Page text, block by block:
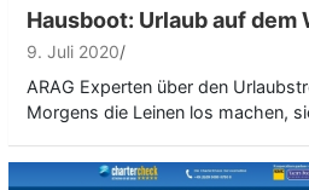
Hausboot: Urlaub auf dem
9. Juli 2020
ARAG Experten über den
Morgens die Leinen los machen,